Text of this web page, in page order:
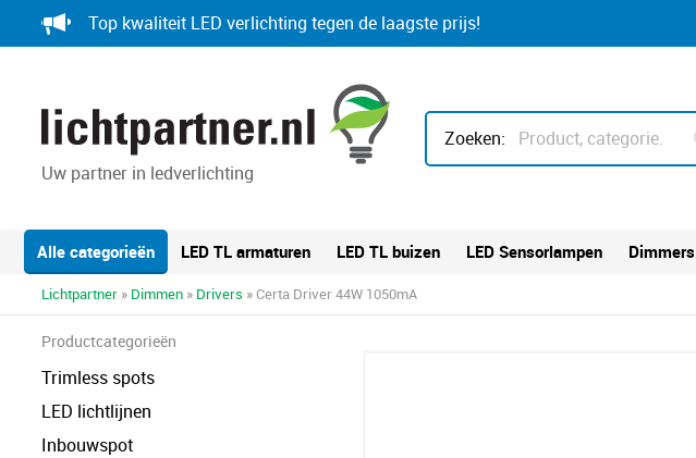
to
Top kwaliteit LED verlichting tegen de laagste prijs!
Uw partner in ledverlichting
Zoeken:
Alle categorieën LED TL armaturen LED TL buizen LED Sensorlampen Dimmers
Lichtpartner » Dimmen » Drivers » Certa Driver 44W 1050mA
Productcategorieën
Trimless spots
LED lichtlijnen
Inbouwspot